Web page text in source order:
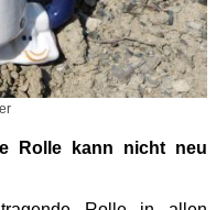
Rolle kann nicht neu